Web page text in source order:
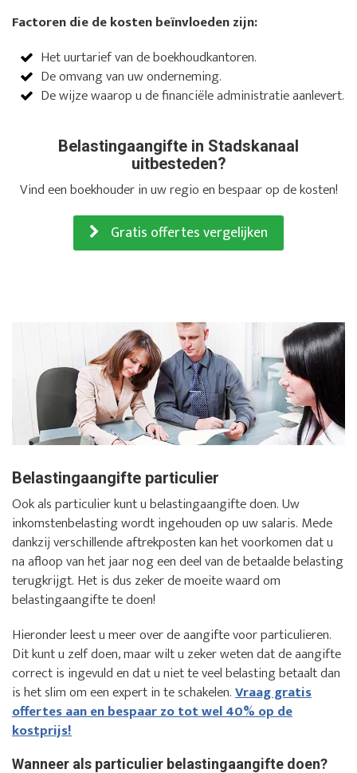
Factoren die de kosten beïnvloeden zijn:
Het uurtarief van de boekhoudkantoren.
De omvang van uw onderneming.
De wijze waarop u de financiële administratie aanlevert.
Belastingaangifte in Stadskanaal
uitbesteden?
Vind een boekhouder in uw regio en bespaar op de kosten!
Gratis offertes vergelijken
Belastingaangifte particulier
Ook als particulier kunt u belastingaangifte doen. Uw
inkomstenbelasting wordt ingehouden op uw salaris. Mede
dankzij verschillende aftrekposten kan het voorkomen dat u
na afloop van het jaar nog een deel van de betaalde belasting
terugkrijgt. Het is dus zeker de moeite waard om
belastingaangifte te doen!
Hieronder leest u meer over de aangifte voor particulieren.
Dit kunt u zelf doen, maar wilt u zeker weten dat de aangifte
correct is ingevuld en dat u niet te veel belasting betaalt dan
is het slim om een expert in te schakelen.Vraag gratis
offertes aan en bespaar zo tot wel 40% op de
kostprijs!
Wanneer als particulier belastingaangifte doen?